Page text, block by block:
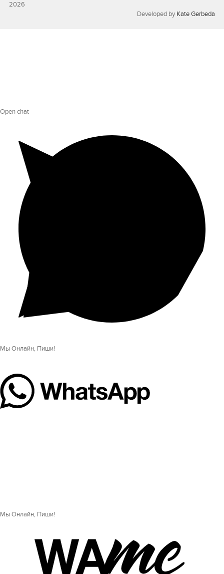
2026
Developed byKate Gerbeda
Open chat
Мы Онлайн, Пиши!
Мы Онлайн, Пиши!